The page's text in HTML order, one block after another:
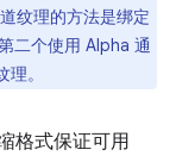
纹理的方法是绑定
二个使用 Alpha 通
。
格式保证可用